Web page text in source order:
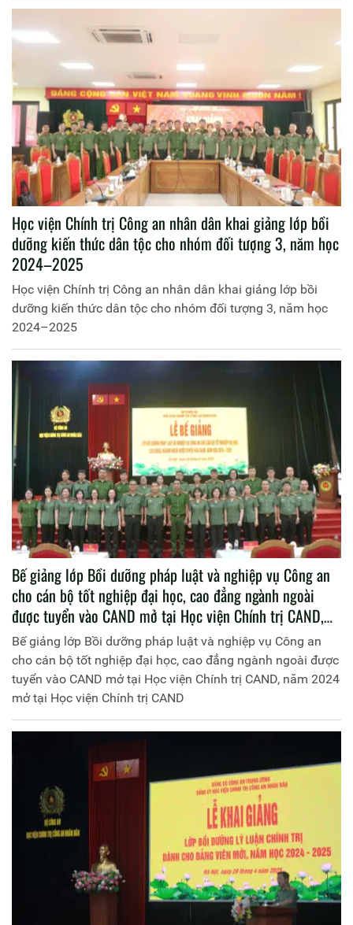
Học viện Chính trị Công an nhân dân khai giảng lớp bồi
dưỡng kiến thức dân tộc cho nhóm đối tượng 3, năm học
2024–2025
Học viện Chính trị Công an nhân dân khai giảng lớp bồi
dưỡng kiến thức dân tộc cho nhóm đối tượng 3, năm học
2024–2025
Bế giảng lớp Bồi dưỡng pháp luật và nghiệp vụ Công an
cho cán bộ tốt nghiệp đại học, cao đẳng ngành ngoài
được tuyển vào CAND mở tại Học viện Chính trị CAND,
năm 2024 mở tại Học viện Chính trị CAND
Bế giảng lớp Bồi dưỡng pháp luật và nghiệp vụ Công an
cho cán bộ tốt nghiệp đại học, cao đẳng ngành ngoài được
tuyển vào CAND mở tại Học viện Chính trị CAND, năm 2024
mở tại Học viện Chính trị CAND